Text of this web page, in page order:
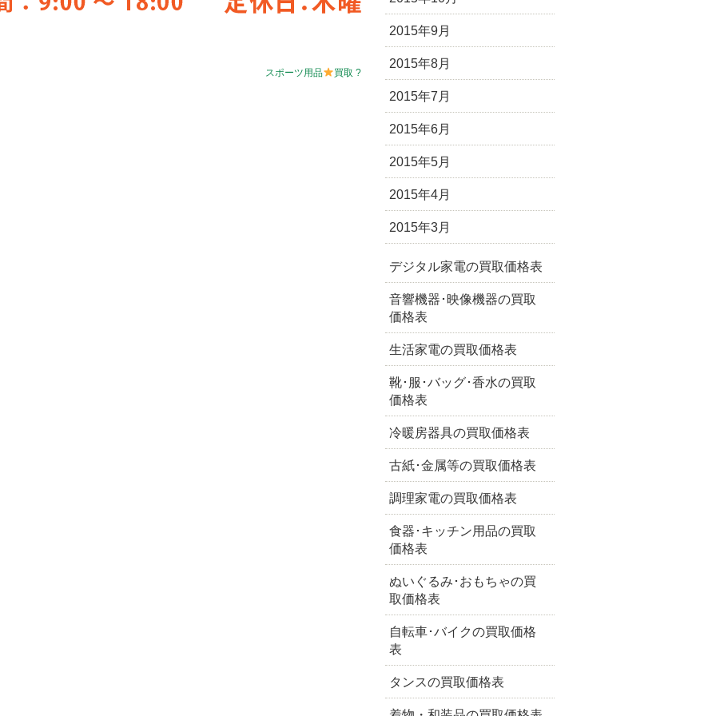
スポーツ用品 買取 ?
2015年9月
2015年8月
2015年7月
2015年6月
2015年5月
2015年4月
2015年3月
デジタル家電の買取価格表
音響機器･映像機器の買取
価格表
生活家電の買取価格表
靴･服･バッグ･香水の買取
価格表
冷暖房器具の買取価格表
古紙･金属等の買取価格表
調理家電の買取価格表
食器･キッチン用品の買取
価格表
ぬいぐるみ･おもちゃの買
取価格表
自転車･バイクの買取価格
表
タンスの買取価格表